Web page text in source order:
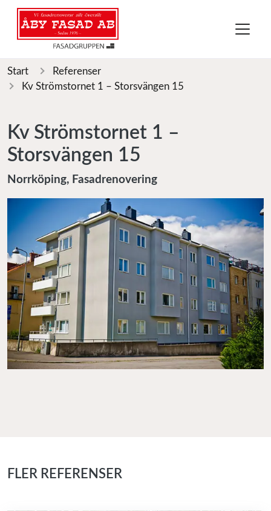
Start
Referenser
Kv Strömstornet 1 – Storsvängen 15
Kv Strömstornet 1 –
Storsvängen 15
Norrköping, Fasadrenovering
FLER REFERENSER